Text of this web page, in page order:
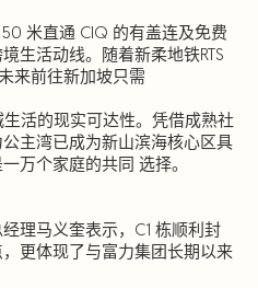
米直通 CIQ 的有盖连及免费
生活动线。随着新柔地铁RTS
来前往新加坡只需
活的现实可达性。凭借成熟社
主湾已成为新山滨海核心区具
万个家庭的共同 选择。
理马义奎表示，C1 栋顺利封
更体现了与富力集团长期以来